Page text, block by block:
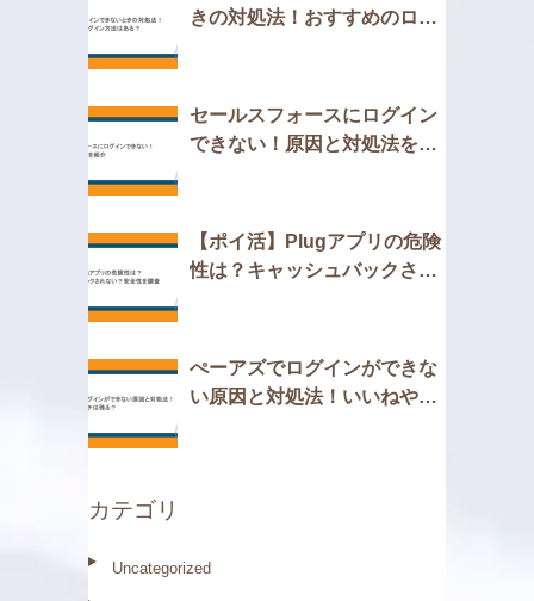
きの対処法！おすすめのログ
セールスフォースにログイン
できない！原因と対処法を紹
【ポイ活】Plugアプリの危険
性は？キャッシュバックされ
ぺーアズでログインができな
い原因と対処法！いいねやマ
カテゴリ
Uncategorized